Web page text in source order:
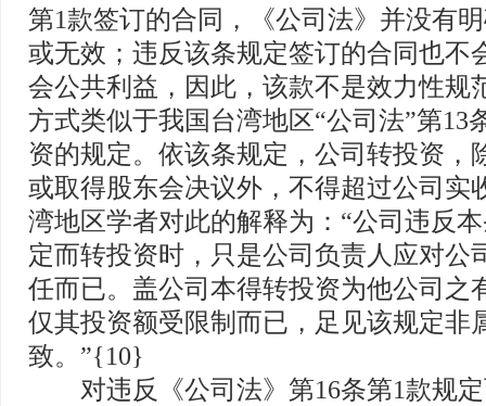
第1款签订的合同，《公司法》并没有
或无效；违反该条规定签订的合同也不
会公共利益，因此，该款不是效力性规
方式类似于我国台湾地区“公司法”第13
资的规定。依该条规定，公司转投资，
或取得股东会决议外，不得超过公司实
湾地区学者对此的解释为：“公司违反
定而转投资时，只是公司负责人应对公
任而已。盖公司本得转投资为他公司之
仅其投资额受限制而已，足见该规定非
致。”{10}
对违反《公司法》第16条第1款规定